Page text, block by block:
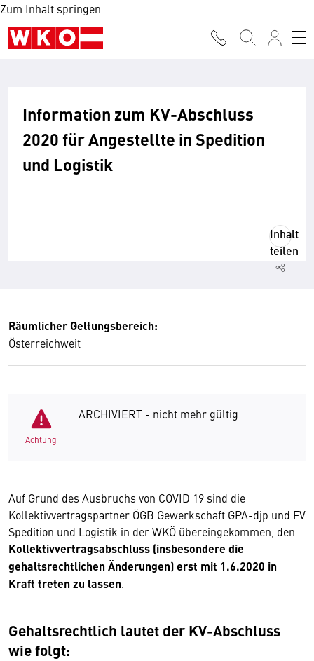
Zum Inhalt springen
Information zum KV-Abschluss
2020 für Angestellte in Spedition
und Logistik
Inhalt
teilen
Räumlicher Geltungsbereich:
Österreichweit
Achtung
ARCHIVIERT - nicht mehr gültig
Auf Grund des Ausbruchs von COVID 19 sind die
Kollektivvertragspartner ÖGB Gewerkschaft GPA-djp und FV
Spedition und Logistik in der WKÖ übereingekommen, den
Kollektivvertragsabschluss (insbesondere die
gehaltsrechtlichen Änderungen) erst mit 1.6.2020 in
Kraft treten zu lassen.
Gehaltsrechtlich lautet der KV-Abschluss
wie folgt: